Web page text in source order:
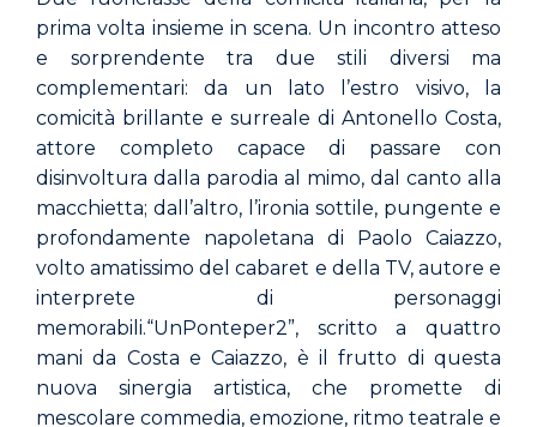
primavolta insieme inscena. Un incontroatteso
e sorprendente tra due stili diversi ma
complementari:da un lato l’estro visivo,
la
comicità brillante e surreale di Antonello Costa,
attore completo capacedi passarecon
disinvoltura dalla parodia al mimo, dal canto alla
macchietta; dall’altro, l’ironia sottile, pungente e
profondamente napoletana di Paolo Caiazzo,
voltoamatissimodelcabaret e della TV, autore e
interprete di personaggi
memorabili.“UnPonteper2”, scrittoaquattro
manida CostaeCaiazzo, èilfrutto diquesta
nuova sinergia artistica, che promette di
mescolare commedia, emozione, ritmo teatrale e